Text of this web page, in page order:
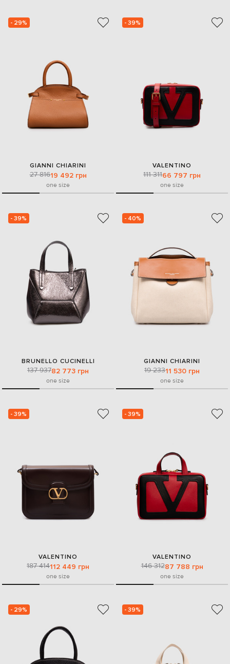
- 29%
GIANNI CHIARINI
27 81619 492 грн
one size
- 39%
VALENTINO
111 31166 797 грн
one size
- 39%
BRUNELLO CUCINELLI
137 93782 773 грн
one size
- 40%
GIANNI CHIARINI
19 23311 530 грн
one size
- 39%
VALENTINO
187 414112 449 грн
one size
- 39%
VALENTINO
146 31287 788 грн
one size
- 29% - 39%